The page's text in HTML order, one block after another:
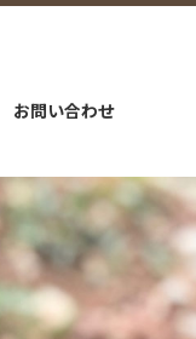
お問い合わせ